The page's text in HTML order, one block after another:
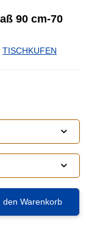
90 cm-70
TISCHKUFEN
den Warenkorb